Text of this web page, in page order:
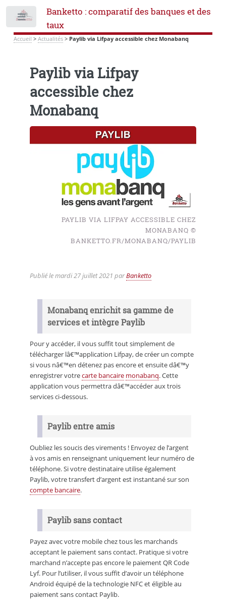
Banketto : comparatif des banques et des
taux
Accueil > Actualités> Paylib via Lifpay accessible chez Monabanq
Paylib via Lifpay
accessible chez
Monabanq
PAYLIB VIA LIFPAY ACCESSIBLE CHEZ
MONABANQ ©
BANKETTO.FR/MONABANQ/PAYLIB
Publié lemardi 27 juillet 2021 parBanketto
Monabanq enrichit sa gamme de
services et intègre Paylib
Pour y accéder, il vous suffit tout simplement de
télécharger lâ€™application Lifpay, de créer un compte
si vous nâ€™en détenez pas encore et ensuite dâ€™y
enregistrer votrecarte bancaire monabanq. Cette
application vous permettra dâ€™accéder aux trois
services ci-dessous.
Paylib entre amis
Oubliez les soucis des virements ! Envoyez de l’argent
à vos amis en renseignant uniquement leur numéro de
téléphone. Si votre destinataire utilise également
Paylib, votre transfert d’argent est instantané sur son
compte bancaire.
Paylib sans contact
Payez avec votre mobile chez tous les marchands
acceptant le paiement sans contact. Pratique si votre
marchand n’accepte pas encore le paiement QR Code
Lyf. Pour l’utiliser, il vous suffit d’avoir un téléphone
Android équipé de la technologie NFC et éligible au
paiement sans contact Paylib.